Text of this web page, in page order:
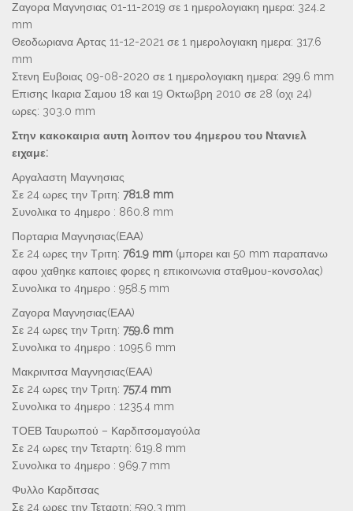
Ζαγορα Μαγνησιας 01-11-2019 σε 1 ημερολογιακη ημερα: 324.2
mm
Θεοδωριανα Αρτας 11-12-2021 σε 1 ημερολογιακη ημερα: 317.6
mm
Στενη Ευβοιας 09-08-2020 σε 1 ημερολογιακη ημερα: 299.6 mm
Επισης Ικαρια Σαμου 18 και 19 Οκτωβρη 2010 σε 28 (οχι 24)
ωρες: 303.0 mm
Στην κακοκαιρια αυτη λοιπον του 4ημερου του Ντανιελ
ειχαμε:
Αργαλαστη Μαγνησιας
Σε 24 ωρες την Τριτη: 781.8 mm
Συνολικα το 4ημερο : 860.8 mm
Πορταρια Μαγνησιας(ΕΑΑ)
Σε 24 ωρες την Τριτη: 761.9 mm (μπορει και 50 mm παραπανω
αφου χαθηκε καποιες φορες η επικοινωνια σταθμου-κονσολας)
Συνολικα το 4ημερο : 958.5 mm
Ζαγορα Μαγνησιας(ΕΑΑ)
Σε 24 ωρες την Τριτη: 759.6 mm
Συνολικα το 4ημερο : 1095.6 mm
Μακρινιτσα Μαγνησιας(ΕΑΑ)
Σε 24 ωρες την Τριτη: 757.4 mm
Συνολικα το 4ημερο : 1235.4 mm
ΤΟΕΒ Ταυρωπού – Καρδιτσομαγούλα
Σε 24 ωρες την Τεταρτη: 619.8 mm
Συνολικα το 4ημερο : 969.7 mm
Φυλλο Καρδιτσας
Σε 24 ωρες την Τεταρτη: 590.3 mm